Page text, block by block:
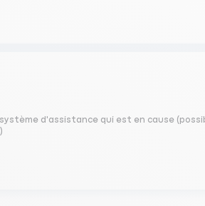
d'assistance qui est en cause